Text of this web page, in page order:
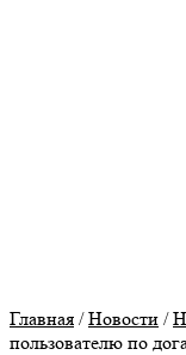
Главная /Новости /
пользователю по